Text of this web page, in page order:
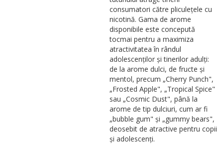
consumatori către pliculețele cu
nicotină. Gama de arome
disponibile este concepută
tocmai pentru a maximiza
atractivitatea în rândul
adolescenților și tinerilor adulți:
de la arome dulci, de fructe și
mentol, precum „Cherry Punch",
„Frosted Apple", „Tropical Spice"
sau „Cosmic Dust", până la
arome de tip dulciuri, cum ar fi
„bubble gum" și „gummy bears",
deosebit de atractive pentru copii
și adolescenți.